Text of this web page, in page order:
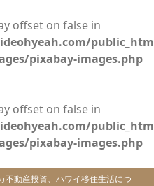
offset on false in
pixabay-images.php
offset on false in
pixabay-images.php
不動産投資、ハワイ移住生活につ